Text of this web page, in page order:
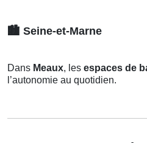
🏙️ Seine-et-Marne
Dans Meaux, les espaces de
l’autonomie au quotidien.